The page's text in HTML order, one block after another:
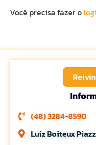
Você precisa fazer o
(48) 3284-8590
Luiz Boiteux